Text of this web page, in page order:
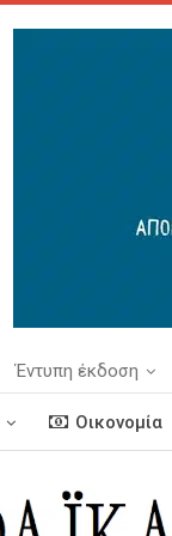
Έντυπη έκδοση
Οικονομία